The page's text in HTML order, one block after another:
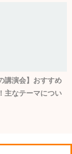
講演会】おすすめ
主なテーマについ